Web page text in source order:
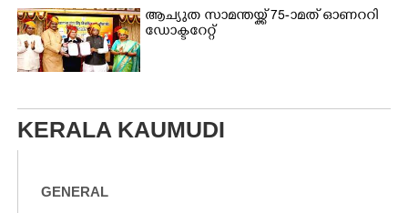
ആച്യുത സാമന്തയ്ക്ക് 75-ാമത് ഓണററി
ഡോക്ടറേറ്റ്
KERALA KAUMUDI
GENERAL